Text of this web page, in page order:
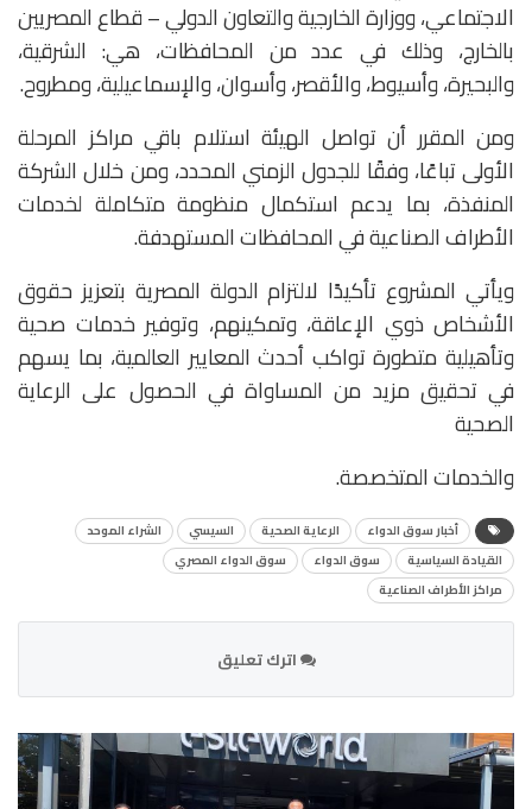
الاجتماعي، ووزارة الخارجية والتعاون الدولي – قطاع المصريين
بالخارج، وذلك في عدد من المحافظات، هي: الشرقية،
والبحيرة، وأسيوط، والأقصر، وأسوان، والإسماعيلية، ومطروح.
ومن المقرر أن تواصل الهيئة استلام باقي مراكز المرحلة
الأولى تباعًا، وفقًا للجدول الزمني المحدد، ومن خلال الشركة
المنفذة، بما يدعم استكمال منظومة متكاملة لخدمات
الأطراف الصناعية في المحافظات المستهدفة.
ويأتي المشروع تأكيدًا لالتزام الدولة المصرية بتعزيز حقوق
الأشخاص ذوي الإعاقة، وتمكينهم، وتوفير خدمات صحية
وتأهيلية متطورة تواكب أحدث المعايير العالمية، بما يسهم
في تحقيق مزيد من المساواة في الحصول على الرعاية
الصحية
والخدمات المتخصصة.
أخبار سوق الدواء الرعاية الصحية السيسي
الشراء الموحد
القيادة السياسية
سوق الدواء
سوق الدواء المصري
مراكز الأطراف الصناعية
اترك تعليق